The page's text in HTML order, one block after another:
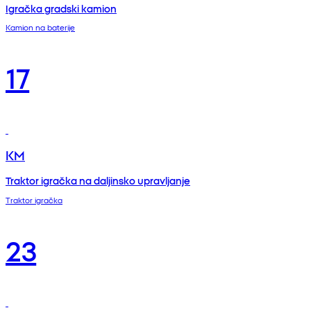
Igračka gradski kamion
Kamion na baterije
17
KM
Traktor igračka na daljinsko upravljanje
Traktor igračka
23